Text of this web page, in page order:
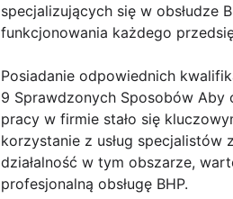
specjalizujących się w obsłudze
funkcjonowania każdego
Posiadanie odpowiednich
9 Sprawdzonych Sposobów Aby
pracy w firmie stało się
korzystanie z usług specjalistów
działalność w tym obszarze,
profesjonalną obsługę BHP.